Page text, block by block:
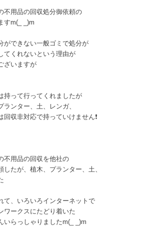
不用品の回収処分御依頼の
すm(_ _)m
ができない一般ゴミで処分が
てくれないという理由が
ざいますが
持って行ってくれましたが
ンター、土、レンガ、
収非対応で持っていけません❗
不用品の回収を他社の
たが、植木、プランター、土、
て、いろいろインターネットで
ワークスにたどり着いた
いらっしゃりましたm(_ _)m